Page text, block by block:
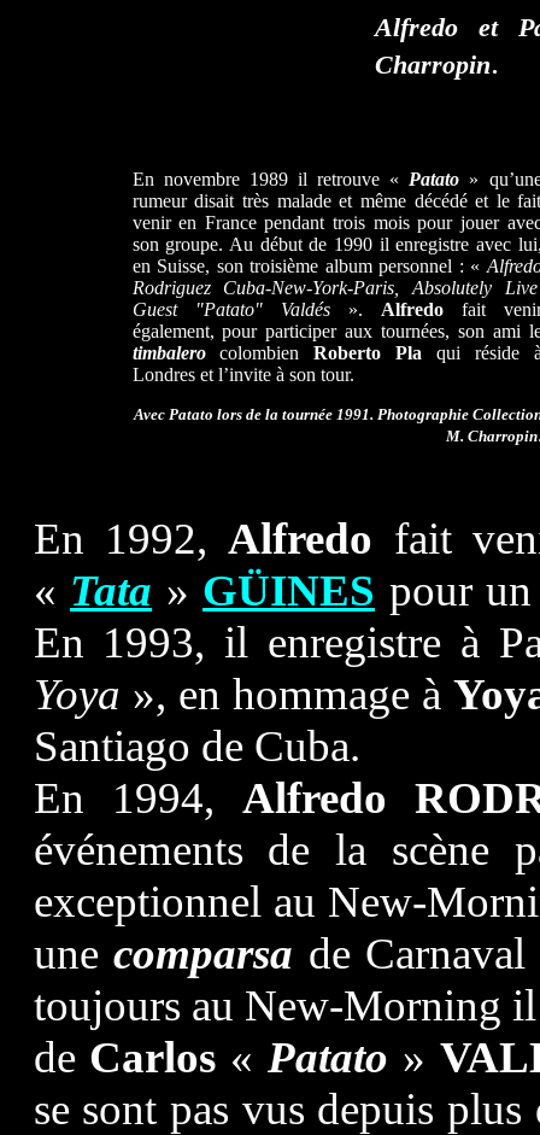
Alfredo et
Charropin.
En novembre 1989 il retrouve « Patato »
rumeur disait très malade et même décédé et le
venir en France pendant trois mois pour jouer
son groupe. Au début de 1990 il enregistre avec
en Suisse, son troisième album personnel : «
Rodriguez Cuba-New-York-Paris,
Absolutely Live
Guest "Patato" Valdés ». Alfredofait
également, pour participer aux tournées, son ami
timbalerocolombienRoberto Pla qui réside
Londres et l’invite à son tour.
Avec Patato lors de la tournée 1991. Photographie
M. Charropin
En 1992,Alfredo fait
« Tata » GÜINES pour
En 1993, il enregistre à
Yoya », en hommage à
Santiago de Cuba.
En 1994, Alfredo
événements de la scène
exceptionnel au New-
unecomparsa de
toujours au New-Morning
de Carlos «Patato »
se sont pas vus depuis plus